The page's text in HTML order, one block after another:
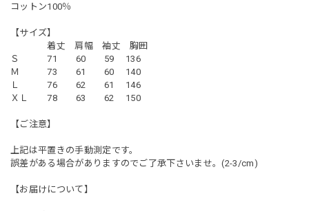
コットン100％
【サイズ】
着丈 肩幅 袖丈 胸囲
Ｓ 71 60 59 136
Ｍ 73 61 60 140
Ｌ 76 62 61 146
ＸＬ 78 63 62 150
【ご注意】
上記は平置きの手動測定です。
誤差がある場合がありますのでご了承下さいませ。(2-3/cm)
【お届けについて】